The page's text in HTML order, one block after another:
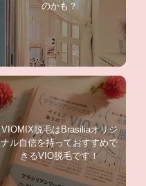
のかも？
VIOMIX脱毛はBrasiliaオリジ
ナル自信を持っておすすめで
きるVIO脱毛です！